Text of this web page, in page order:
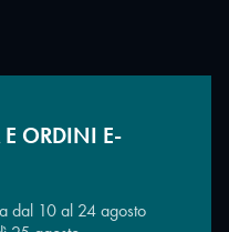
E ORDINI E-
dal 10 al 24 agosto